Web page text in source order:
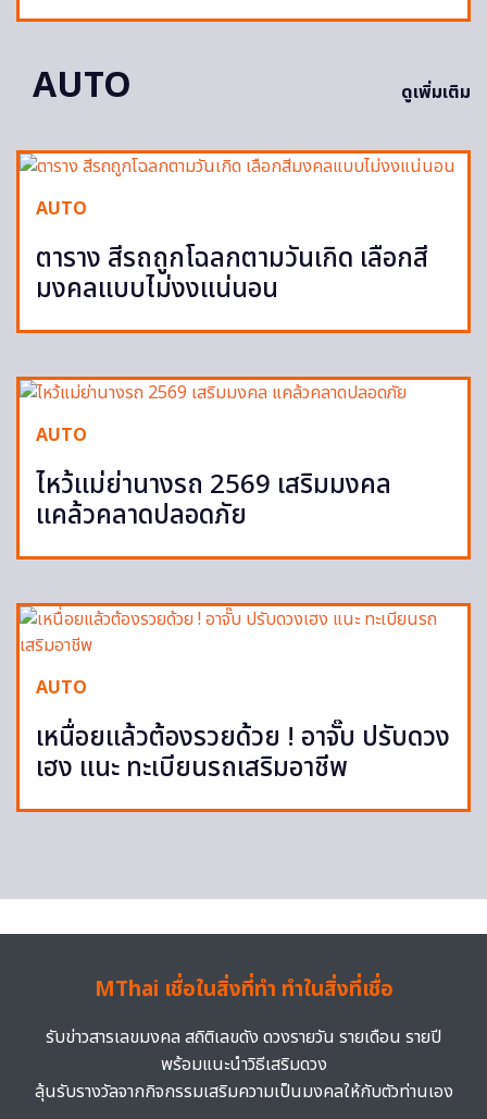
AUTO ดูเพิ่มเติม
AUTO
ตาราง สีรถถูกโฉลกตามวันเกิด เลือกสี
มงคลแบบไม่งงแน่นอน
AUTO
ไหว้แม่ย่านางรถ 2569 เสริมมงคล
แคล้วคลาดปลอดภัย
AUTO
เหนื่อยแล้วต้องรวยด้วย ! อาจั๊บ ปรับดวง
เฮง แนะ ทะเบียนรถเสริมอาชีพ
MThai เชื่อในสิ่งที่ทำ ทำในสิ่งที่เชื่อ
รับข่าวสารเลขมงคล สถิติเลขดัง ดวงรายวัน รายเดือน รายปี
พร้อมแนะนำวิธีเสริมดวง
ลุ้นรับรางวัลจากกิจกรรมเสริมความเป็นมงคลให้กับตัวท่านเอง